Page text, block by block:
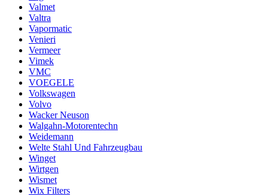
Valmet
Valtra
Vapormatic
Venieri
Vermeer
Vimek
VMC
VOEGELE
Volkswagen
Volvo
Wacker Neuson
Walgahn-Motorentechn
Weidemann
Welte Stahl Und Fahrzeugbau
Winget
Wirtgen
Wismet
Wix Filters